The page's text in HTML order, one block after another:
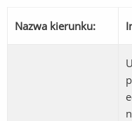
Nazwa kierunku: